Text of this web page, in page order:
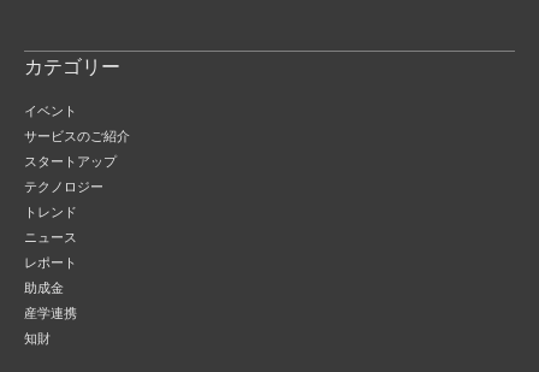
カテゴリー
イベント
サービスのご紹介
スタートアップ
テクノロジー
トレンド
ニュース
レポート
助成金
産学連携
知財